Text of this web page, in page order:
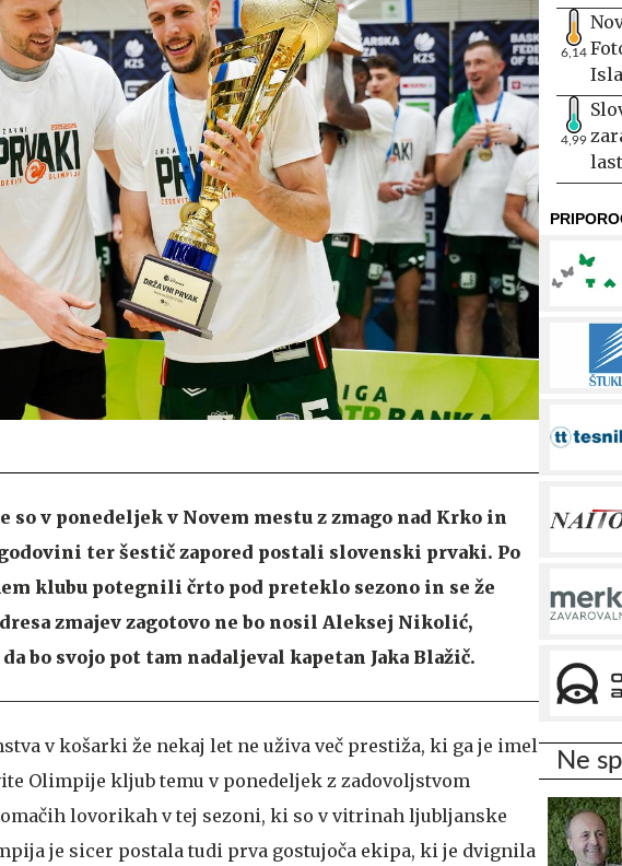
v ponedeljek v Novem mestu z zmago nad Krko in
ter šestič zapored postali slovenski prvaki. Po
klubu potegnili črto pod preteklo sezono in se že
zmajev zagotovo ne bo nosil Aleksej Nikolić,
bo svojo pot tam nadaljeval kapetan Jaka Blažič.
v košarki že nekaj let ne uživa več prestiža, ki ga je imel
Olimpije kljub temu v ponedeljek z zadovoljstvom
lovorikah v tej sezoni, ki so v vitrinah ljubljanske
je sicer postala tudi prva gostujoča ekipa, ki je dvignila
6,14
4,99
Ne